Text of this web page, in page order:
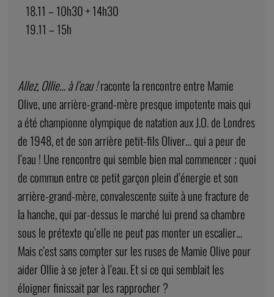
18.11 – 10h30 + 14h30
19.11 – 15h
Allez, Ollie… à l’eau !raconte la rencontre entre Mamie
Olive, une arrière-grand-mère presque impotente mais qui
a été championne olympique de natation aux J.O. de Londres
de 1948, et de son arrière petit-fils Oliver… qui a peur de
l’eau ! Une rencontre qui semble bien mal commencer ; quoi
de commun entre ce petit garçon plein d’énergie et son
arrière-grand-mère, convalescente suite à une fracture de
la hanche, qui par-dessus le marché lui prend sa chambre
sous le prétexte qu’elle ne peut pas monter un escalier…
Mais c’est sans compter sur les ruses de Mamie Olive pour
aider Ollie à se jeter à l’eau. Et si ce qui semblait les
éloigner finissait par les rapprocher ?